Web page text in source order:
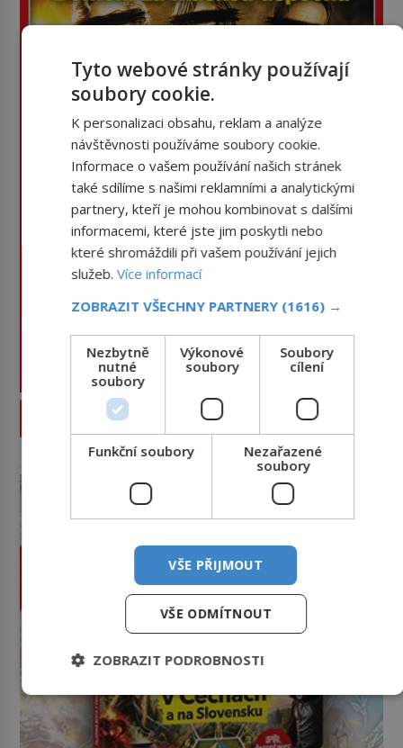
PROLISTOVAT ČASOPIS
reklama
Tyto webové stránky používají
soubory cookie.
K personalizaci obsahu, reklam a analýze
návštěvnosti používáme soubory cookie.
Informace o vašem používání našich stránek
také sdílíme s našimi reklamními a analytickými
partnery, kteří je mohou kombinovat s dalšími
informacemi, které jste jim poskytli nebo
které shromáždili při vašem používání jejich
služeb. Více informací
ZOBRAZIT VŠECHNY PARTNERY (1616) →
Nezbytně
nutné
soubory
Výkonové
soubory
Soubory
cílení
Funkční soubory
Nezařazené
soubory
VŠE PŘIJMOUT
VŠE ODMÍTNOUT
ZOBRAZIT PODROBNOSTI